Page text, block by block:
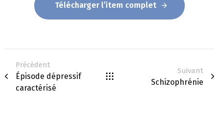
Télécharger l’item complet
Précédent
Épisode dépressif
caractérisé
Suivant
Schizophrénie